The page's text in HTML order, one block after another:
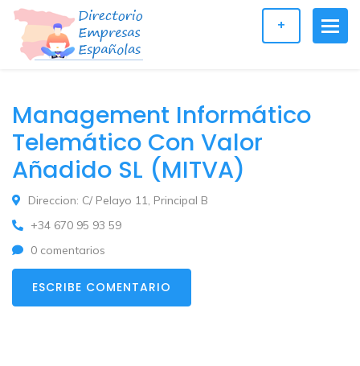
+
Management Informático
Telemático Con Valor
Añadido SL (MITVA)
Direccion: C/ Pelayo 11, Principal B
+34 670 95 93 59
0 comentarios
ESCRIBE COMENTARIO